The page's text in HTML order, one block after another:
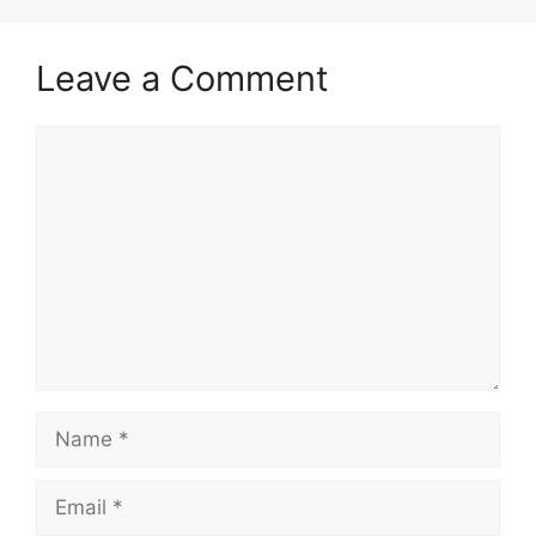
Leave a Comment